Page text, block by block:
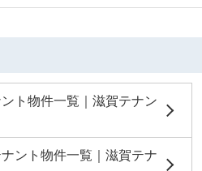
ト物件一覧｜滋賀テナン
ント物件一覧｜滋賀テナ